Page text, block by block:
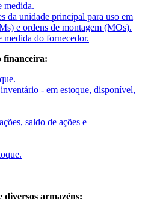
medida.
da unidade principal para uso em
e ordens de montagem (MOs).
medida do fornecedor.
financeira:
- em estoque, disponível,
saldo de ações e
diversos armazéns: